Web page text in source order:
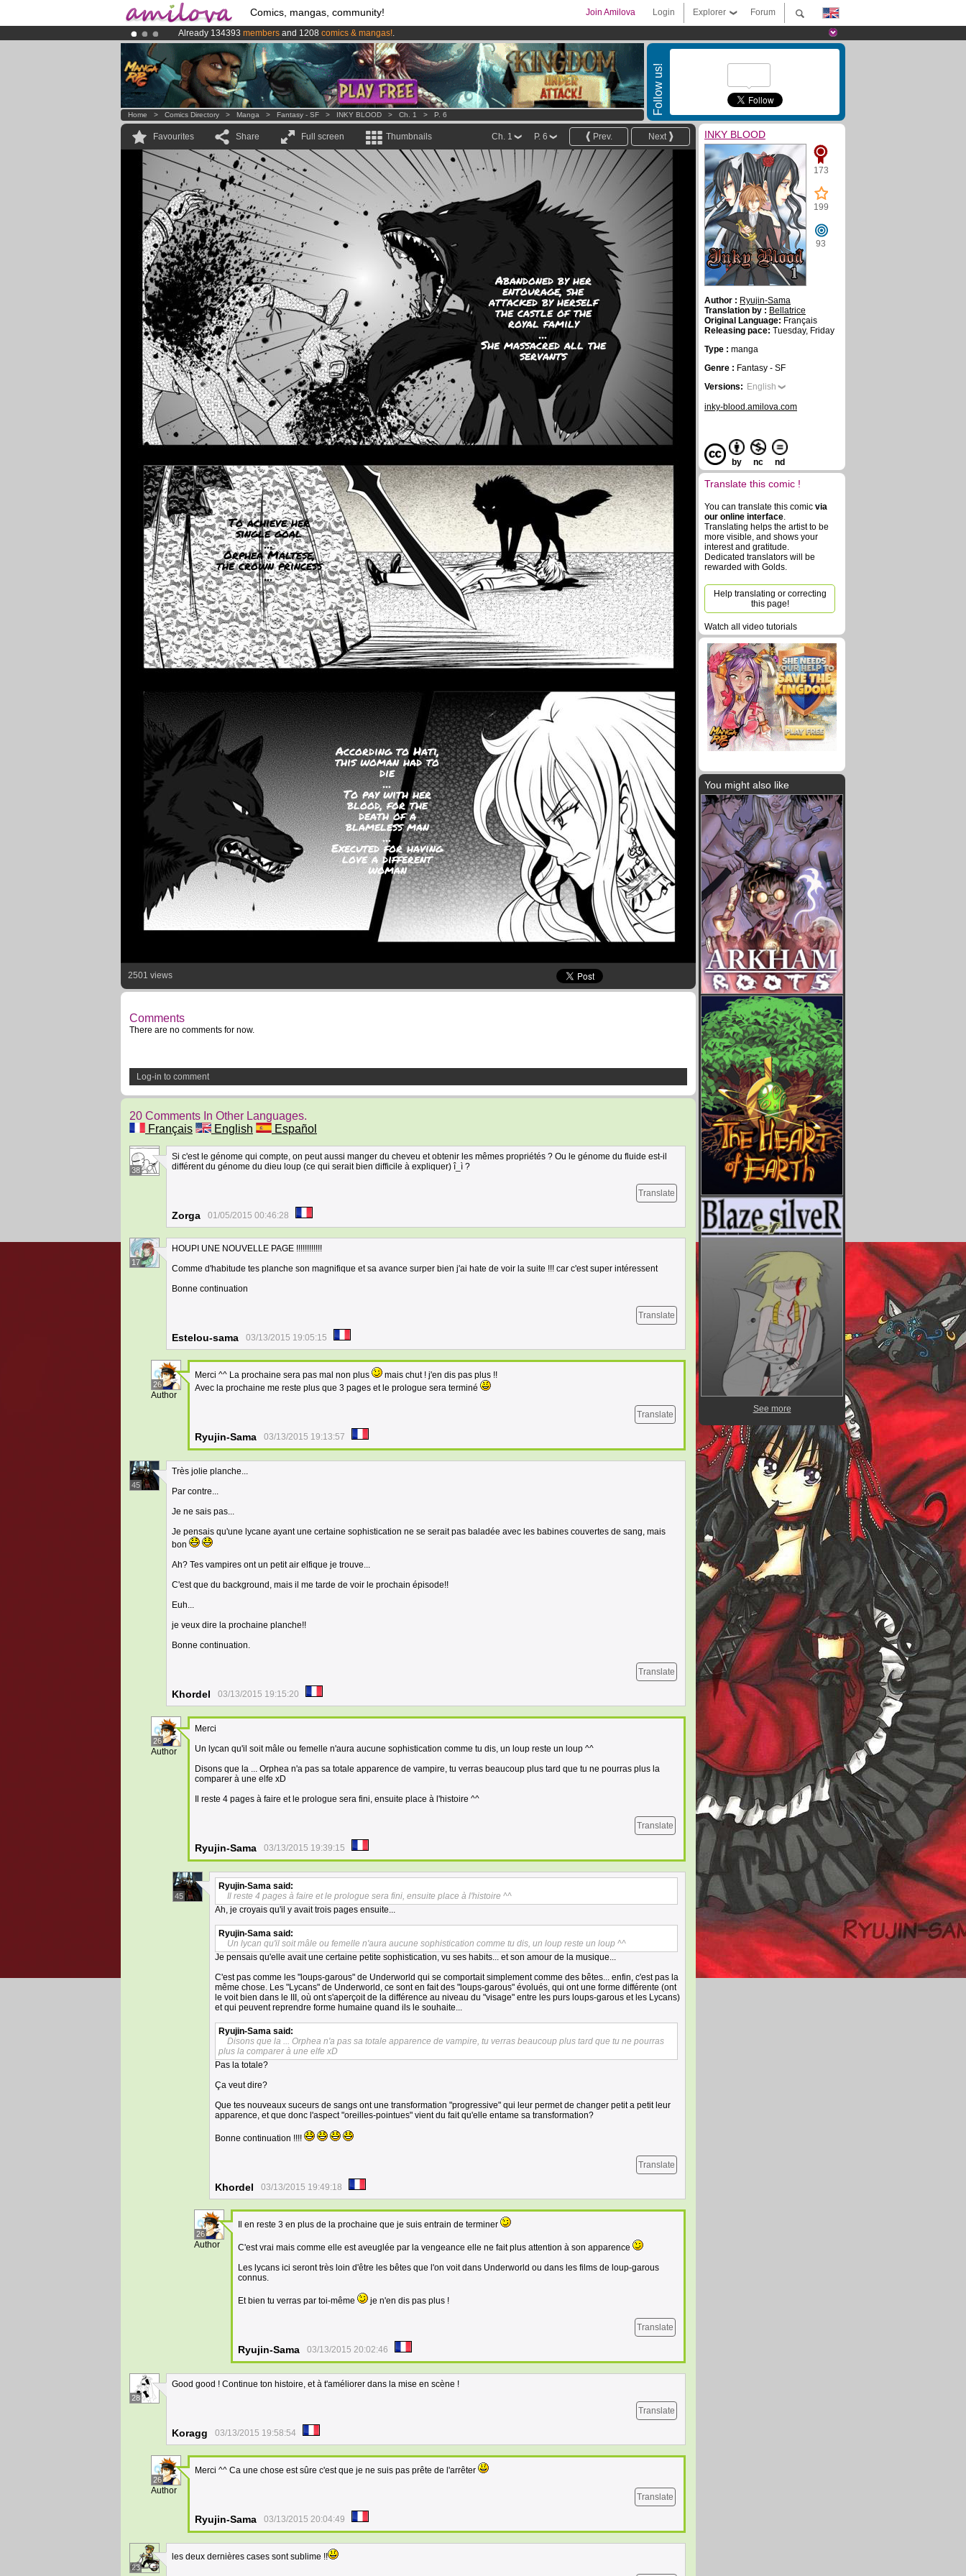
Comics, mangas, community! Forum
Explorer
Login
Join Amilova
Already 134393 members and 1208 comics & mangas!.
Premium membership from3.95 eurosper month !Get membership now
AmilovaKickstarter is now LIVE!.
Follow us!
Home > Comics Directory > Manga > Fantasy - SF > INKY BLOOD > Ch. 1 > P. 6
Favourites Share Full screen Thumbnails Next
Prev.
P. 6
Ch. 1
Abandoned by her
entourage, she
attacked by herself
the castle of the
royal family
...
She massacred all the
servants
To achieve her
single goal
...
Orphea Maltese,
the crown princess
...
According to Hati,
this woman had to
die
...
To pay with her
blood, for the
death of a
blameless man
...
Executed for having
love a different
woman
2501 views
Comments
There are no comments for now.
Log-in to comment
20 Comments In Other Languages.
Français
English Español
38
Si c'est le génome qui compte, on peut aussi manger du cheveu et obtenir les mêmes propriétés ? Ou le génome du fluide est-il
différent du génome du dieu loup (ce qui serait bien difficile à expliquer) î_ì ?
Translate
Zorga 01/05/2015 00:46:28
17
HOUPI UNE NOUVELLE PAGE !!!!!!!!!!!!
Comme d'habitude tes planche son magnifique et sa avance surper bien j'ai hate de voir la suite !!! car c'est super intéressent
Bonne continuation
Translate
Estelou-sama 03/13/2015 19:05:15
26
Author
Merci ^^ La prochaine sera pas mal non plus
mais chut ! j'en dis pas plus !!
Avec la prochaine me reste plus que 3 pages et le prologue sera terminé
Translate
Ryujin-Sama 03/13/2015 19:13:57
45
Très jolie planche...
Par contre...
Je ne sais pas...
Je pensais qu'une lycane ayant une certaine sophistication ne se serait pas baladée avec les babines couvertes de sang, mais
bon
Ah? Tes vampires ont un petit air elfique je trouve...
C'est que du background, mais il me tarde de voir le prochain épisode!!
Euh...
je veux dire la prochaine planche!!
Bonne continuation.
Translate
Khordel 03/13/2015 19:15:20
26
Author
Merci
Un lycan qu'il soit mâle ou femelle n'aura aucune sophistication comme tu dis, un loup reste un loup ^^
Disons que la ... Orphea n'a pas sa totale apparence de vampire, tu verras beaucoup plus tard que tu ne pourras plus la
comparer à une elfe xD
Il reste 4 pages à faire et le prologue sera fini, ensuite place à l'histoire ^^
Translate
Ryujin-Sama 03/13/2015 19:39:15
45
Ryujin-Sama said:
Il reste 4 pages à faire et le prologue sera fini, ensuite place à l'histoire ^^
Ah, je croyais qu'il y avait trois pages ensuite...
Ryujin-Sama said:
Un lycan qu'il soit mâle ou femelle n'aura aucune sophistication comme tu dis, un loup reste un loup ^^
Je pensais qu'elle avait une certaine petite sophistication, vu ses habits... et son amour de la musique...
C'est pas comme les "loups-garous" de Underworld qui se comportait simplement comme des bêtes... enfin, c'est pas la
même chose. Les "Lycans" de Underworld, ce sont en fait des "loups-garous" évolués, qui ont une forme différente (ont
le voit bien dans le III, où ont s'aperçoit de la différence au niveau du "visage" entre les purs loups-garous et les Lycans)
et qui peuvent reprendre forme humaine quand ils le souhaite...
Ryujin-Sama said:
Disons que la ... Orphea n'a pas sa totale apparence de vampire, tu verras beaucoup plus tard que tu ne pourras
plus la comparer à une elfe xD
Pas la totale?
Ça veut dire?
Que tes nouveaux suceurs de sangs ont une transformation "progressive" qui leur permet de changer petit a petit leur
apparence, et que donc l'aspect "oreilles-pointues" vient du fait qu'elle entame sa transformation?
Bonne continuation !!!!
Translate
Khordel 03/13/2015 19:49:18
26
Author
Il en reste 3 en plus de la prochaine que je suis entrain de terminer
C'est vrai mais comme elle est aveuglée par la vengeance elle ne fait plus attention à son apparence
Les lycans ici seront très loin d'être les bêtes que l'on voit dans Underworld ou dans les films de loup-garous
connus.
Et bien tu verras par toi-même je n'en dis pas plus !
Translate
Ryujin-Sama 03/13/2015 20:02:46
28
Good good ! Continue ton histoire, et à t'améliorer dans la mise en scène !
Translate
Koragg 03/13/2015 19:58:54
26
Author
Merci ^^ Ca une chose est sûre c'est que je ne suis pas prête de l'arrêter
Translate
Ryujin-Sama 03/13/2015 20:04:49
23
les deux dernières cases sont sublime !!
INKY BLOOD
173
199
93
Author : Ryujin-Sama
Translation by : Bellatrice
Original Language: Français
Releasing pace: Tuesday, Friday
Type : manga
Genre : Fantasy - SF
Versions: English
inky-blood.amilova.com
by nc nd
Translate this comic !
You can translate this comic via
our online interface.
Translating helps the artist to be
more visible, and shows your
interest and gratitude.
Dedicated translators will be
rewarded with Golds.
Help translating or correcting
this page!
Watch all video tutorials
You might also like
See more